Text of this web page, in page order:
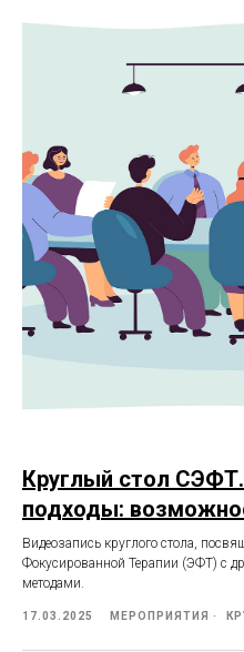
Круглый стол
подходы:
Видеозапись круглого стола,
Фокусированной Терапии (ЭФТ) с
методами.
17.03.2025 МЕРОПРИЯТИЯ